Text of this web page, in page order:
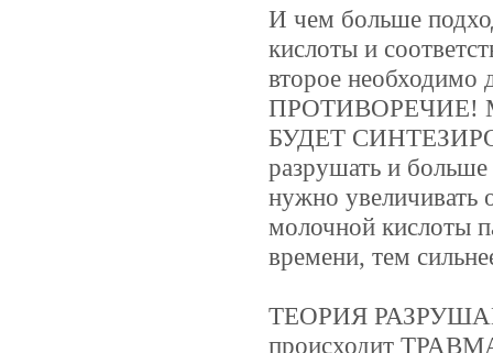
И чем больше
кислоты и
второе
БУДЕТ
разрушать и
нужно
молочной кислоты
времени, тем
ТЕОРИЯ
происходит